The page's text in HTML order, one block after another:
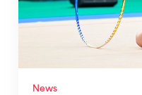
News